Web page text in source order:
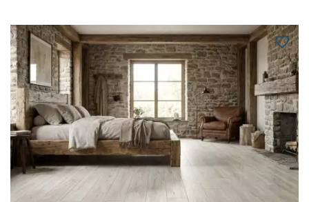
favorite_border